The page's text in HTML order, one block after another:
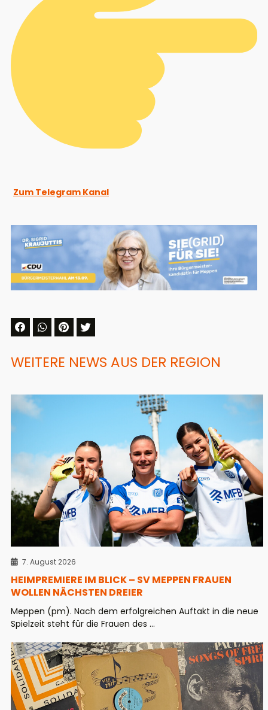
Zum Telegram Kanal
WEITERE NEWS AUS DER REGION
7. August 2026
HEIMPREMIERE IM BLICK – SV MEPPEN FRAUEN
WOLLEN NÄCHSTEN DREIER
Meppen (pm). Nach dem erfolgreichen Auftakt in die neue
Spielzeit steht für die Frauen des ...